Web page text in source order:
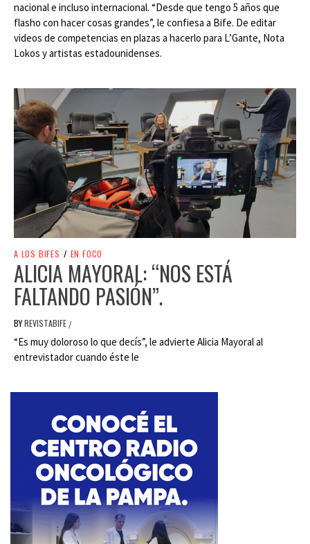
nacional e incluso internacional. “Desde que tengo 5 años que
flasho con hacer cosas grandes”, le confiesa a Bife. De editar
videos de competencias en plazas a hacerlo para L’Gante, Nota
Lokos y artistas estadounidenses.
A LOS BIFES / EN FOCO
ALICIA MAYORAL: “NOS ESTÁ
FALTANDO PASIÓN”.
BYREVISTABIFE /
“Es muy doloroso lo que decís”, le advierte Alicia Mayoral al
entrevistador cuando éste le